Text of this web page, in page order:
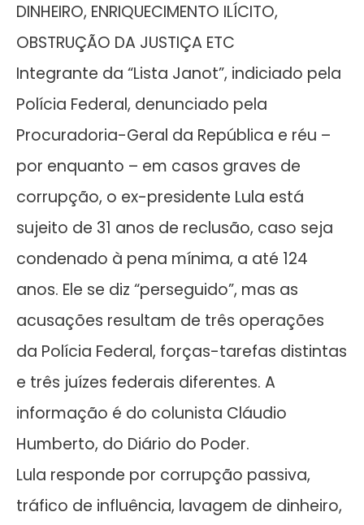
DINHEIRO, ENRIQUECIMENTO ILÍCITO,
OBSTRUÇÃO DA JUSTIÇA ETC
Integrante da “Lista Janot”, indiciado pela
Polícia Federal, denunciado pela
Procuradoria-Geral da República e réu –
por enquanto – em casos graves de
corrupção, o ex-presidente Lula está
sujeito de 31 anos de reclusão, caso seja
condenado à pena mínima, a até 124
anos. Ele se diz “perseguido”, mas as
acusações resultam de três operações
da Polícia Federal, forças-tarefas distintas
e três juízes federais diferentes. A
informação é do colunista Cláudio
Humberto, do Diário do Poder.
Lula responde por corrupção passiva,
tráfico de influência, lavagem de dinheiro,